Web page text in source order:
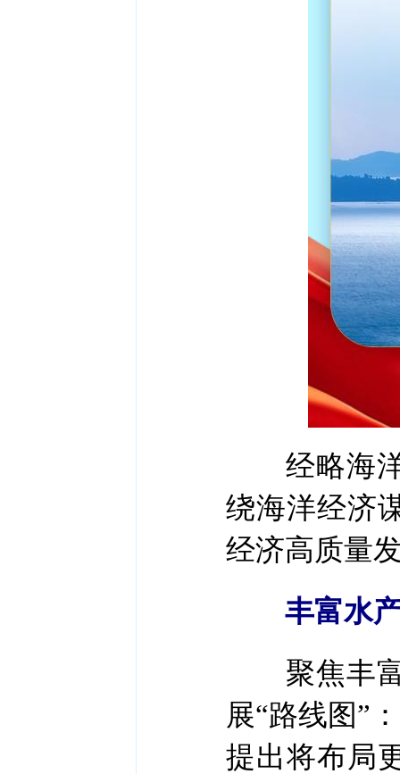
经略海洋
绕海洋经济
经济高质量
丰富水
聚焦丰富
展“路线图”
提出将布局